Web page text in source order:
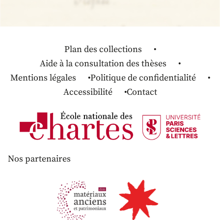
Plan des collections
Aide à la consultation des thèses
Mentions légales
Politique de confidentialité
Accessibilité
Contact
Nos partenaires